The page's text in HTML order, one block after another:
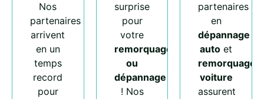
Nos
partenaires
arrivent
en un
temps
record
pour
surprise
pour
votre
remorquage
ou
dépannage
! Nos
partenaires
en
dépannage
auto et
remorquage
voiture
assurent